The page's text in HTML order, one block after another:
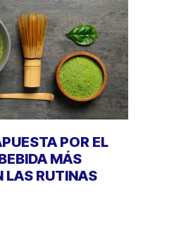
POR EL
MÁS
LAS RUTINAS